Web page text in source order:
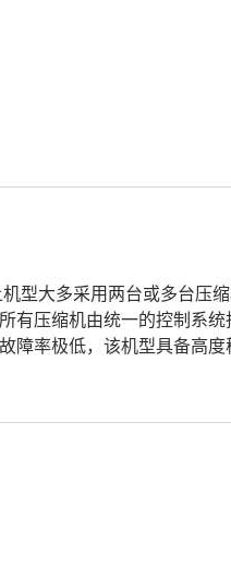
型大多采用两台或多台压
有压缩机由统一的控制系
障率极低，该机型具备高度